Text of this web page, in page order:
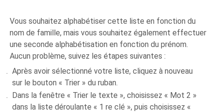
Vous souhaitez alphabétiser cette liste en fonction du
nom de famille, mais vous souhaitez également effectuer
une seconde alphabétisation en fonction du prénom.
Aucun problème, suivez les étapes suivantes :
Après avoir sélectionné votre liste, cliquez à nouveau
sur le bouton « Trier » du ruban.
Dans la fenêtre « Trier le texte », choisissez « Mot 2 »
dans la liste déroulante « 1 re clé », puis choisissez «